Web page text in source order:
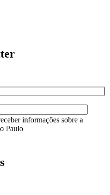
informações sobre a
Paulo